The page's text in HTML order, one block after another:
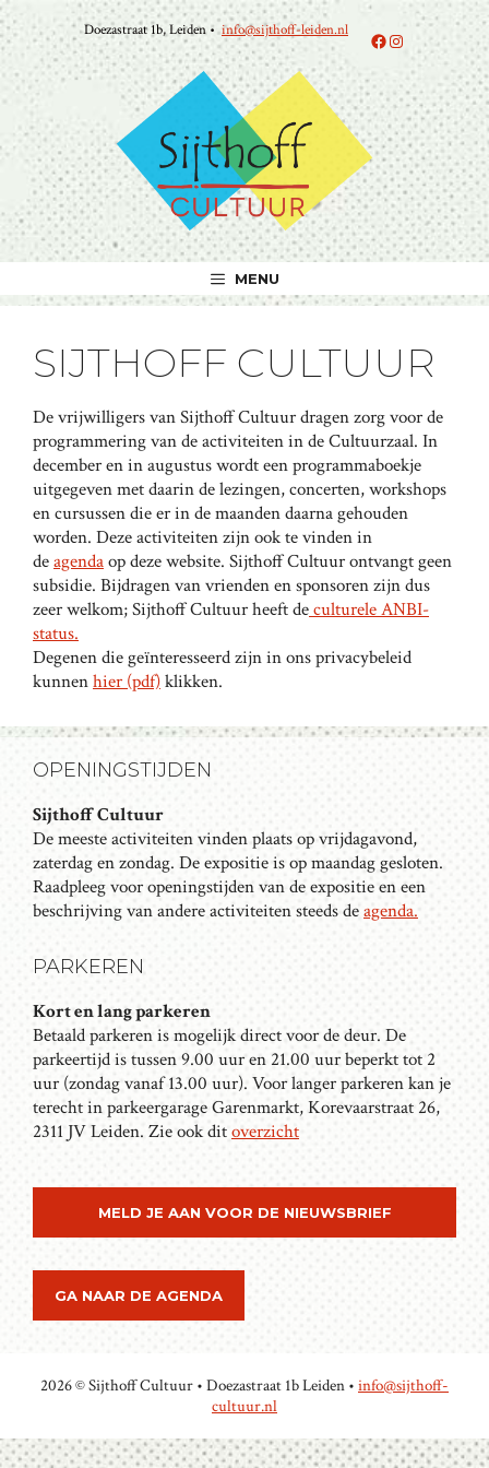
Ga
naar
de
inhoud
Doezastraat 1b, Leiden •info@sijthoff-leiden.nl Facebook
Instagram
MENU
SIJTHOFF CULTUUR
De vrijwilligers van Sijthoff Cultuur dragen zorg voor de
programmering van de activiteiten in de Cultuurzaal. In
december en in augustus wordt een programmaboekje
uitgegeven met daarin de lezingen, concerten, workshops
en cursussen die er in de maanden daarna gehouden
worden. Deze activiteiten zijn ook te vinden in
deagendaop deze website. Sijthoff Cultuur ontvangt geen
subsidie. Bijdragen van vrienden en sponsoren zijn dus
zeer welkom; Sijthoff Cultuur heeft deculturele ANBI-
status.
Degenen die geïnteresseerd zijn in ons privacybeleid
kunnenhier (pdf)klikken.
OPENINGSTIJDEN
Sijthoff Cultuur
De meeste activiteiten vinden plaats op vrijdagavond,
zaterdag en zondag. De expositie is op maandag gesloten.
Raadpleeg voor openingstijden van de expositie en een
beschrijving van andere activiteiten steeds deagenda.
PARKEREN
Kort en lang parkeren
Betaald parkeren is mogelijk direct voor de deur. De
parkeertijd is tussen 9.00 uur en 21.00 uur beperkt tot 2
uur (zondag vanaf 13.00 uur). Voor langer parkeren kan je
terecht in parkeergarage Garenmarkt, Korevaarstraat 26,
2311 JV Leiden. Zie ook ditoverzicht
MELD JE AAN VOOR DE NIEUWSBRIEF
GA NAAR DE AGENDA
2026 © Sijthoff Cultuur • Doezastraat 1b Leiden • info@sijthoff-
cultuur.nl